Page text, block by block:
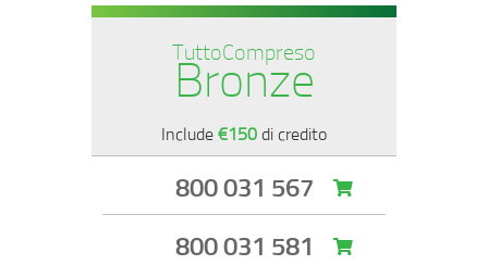
TuttoCompreso
Bronze
Include€150di credito
800 031 567
800 031 581